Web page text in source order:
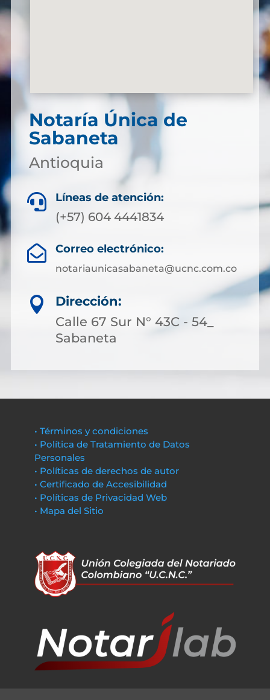
Notaría Única de
Sabaneta
Antioquia
 Líneas de atención:
(+57) 604 4441834
 Correo electrónico:
notariaunicasabaneta@ucnc.com.co

Dirección:
Calle 67 Sur N° 43C - 54_
Sabaneta
• Términos y condiciones
• Política de Tratamiento de Datos
Personales
• Políticas de derechos de autor
• Certificado de Accesibilidad
• Políticas de Privacidad Web
• Mapa del Sitio